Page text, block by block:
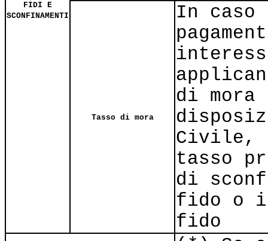
FIDI E
SCONFINAMENTI
Tasso di mora
In caso
di mora
Civile,
tasso
di
fido o
fido